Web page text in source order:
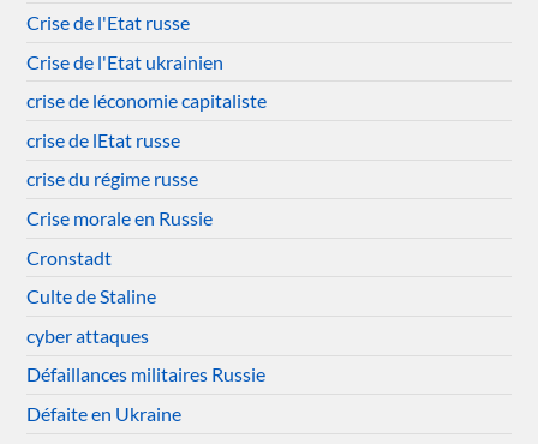
Crise de l'Etat russe
Crise de l'Etat ukrainien
crise de léconomie capitaliste
crise de lEtat russe
crise du régime russe
Crise morale en Russie
Cronstadt
Culte de Staline
cyber attaques
Défaillances militaires Russie
Défaite en Ukraine